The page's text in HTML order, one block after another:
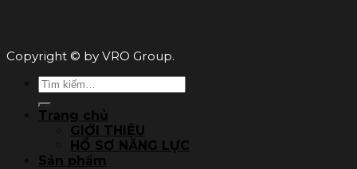
Copyright © by VRO Group.
Tìm
kiếm:
Trang chủ
GIỚI THIỆU
HỒ SƠ NĂNG LỰC
Sản phẩm